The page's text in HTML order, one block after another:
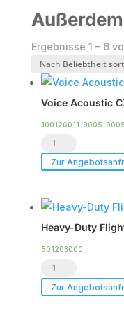
Ergebnisse 1 – 6
Voice Acoustic
100120011-9005-9005
Voice
Acoustic
12
Menge
Zur
Heavy-Duty
501203000
Heavy-
Duty
Zur